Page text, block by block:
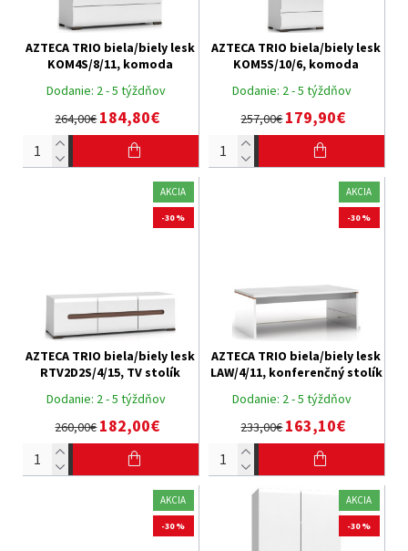
Dodanie: 2 - 5 týždňov
AZTECA TRIO biela/biely lesk
KOM4S/8/11, komoda
264,00€184,80€
Dodanie: 2 - 5 týždňov
AZTECA TRIO biela/biely lesk
KOM5S/10/6, komoda
257,00€179,90€
AKCIA
-30 %
Dodanie: 2 - 5 týždňov
AZTECA TRIO biela/biely lesk
RTV2D2S/4/15, TV stolík
260,00€182,00€
AKCIA
-30 %
Dodanie: 2 - 5 týždňov
AZTECA TRIO biela/biely lesk
LAW/4/11, konferenčný stolík
233,00€163,10€
AKCIA
-30 %
AKCIA
-30 %